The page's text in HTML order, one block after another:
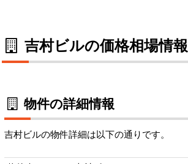
吉村ビルの価格相場情報
物件の詳細情報
吉村ビルの物件詳細は以下の通りです。